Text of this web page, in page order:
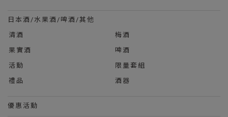
日本酒/水果酒/啤酒/其他
清酒
梅酒
果實酒
啤酒
活動
限量套組
禮品
酒器
優惠活動